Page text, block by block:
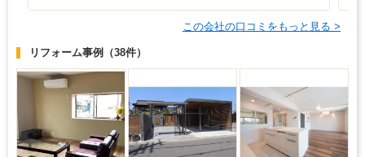
この会社の口コミをもっと見る >
リフォーム事例 （38件）